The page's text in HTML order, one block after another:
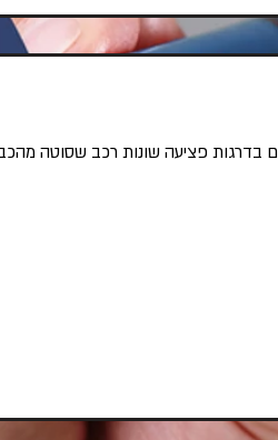
בדרגות פציעה שונות רכב שסוטה